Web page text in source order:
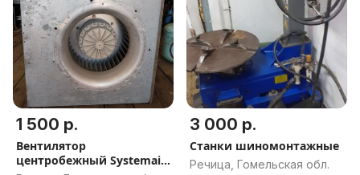
1 500 р.
Вентилятор
центробежный Systemair
3 000 р.
Станки шиномонтажные
Речица, Гомельская обл.